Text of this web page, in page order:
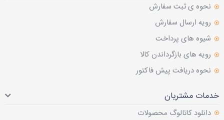
نحوه ی ثبت سفارش
رویه ارسال سفارش
شیوه های پرداخت
رویه های بازگرداندن کالا
نحوه دریافت پیش فاکتور
خدمات مشتریان
دانلود کاتالوگ محصولات